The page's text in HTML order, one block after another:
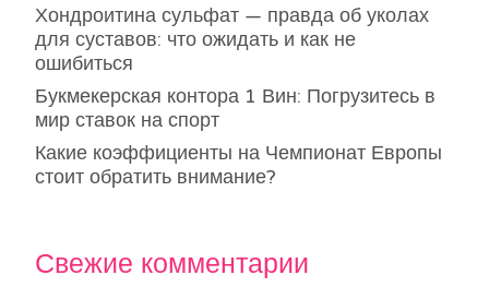
Хондроитина сульфат — правда об уколах
для суставов: что ожидать и как не
ошибиться
Букмекерская контора 1 Вин: Погрузитесь в
мир ставок на спорт
Какие коэффициенты на Чемпионат Европы
стоит обратить внимание?
Свежие комментарии